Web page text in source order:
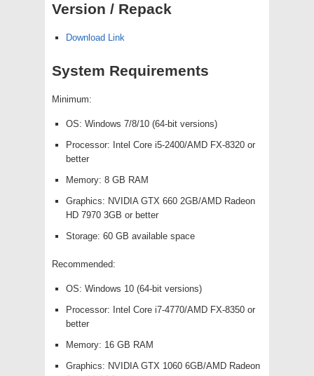
Version / Repack
Download Link
System Requirements
Minimum:
OS: Windows 7/8/10 (64-bit versions)
Processor: Intel Core i5-2400/AMD FX-8320 or
better
Memory: 8 GB RAM
Graphics: NVIDIA GTX 660 2GB/AMD Radeon
HD 7970 3GB or better
Storage: 60 GB available space
Recommended:
OS: Windows 10 (64-bit versions)
Processor: Intel Core i7-4770/AMD FX-8350 or
better
Memory: 16 GB RAM
Graphics: NVIDIA GTX 1060 6GB/AMD Radeon